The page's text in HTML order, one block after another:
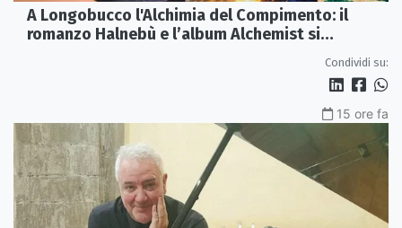
A Longobucco l'Alchimia del Compimento: il
romanzo Halnebù e l’album Alchemist si
Condividi su:
15 ore fa